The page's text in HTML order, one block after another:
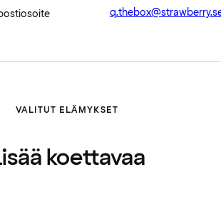
VALITUT ELÄMYKSET
koettavaa